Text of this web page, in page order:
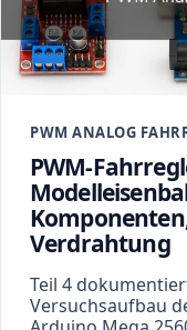
PWM ANALOG
PWM-
Verdrahtung
Teil 4
Versuchsaufbau